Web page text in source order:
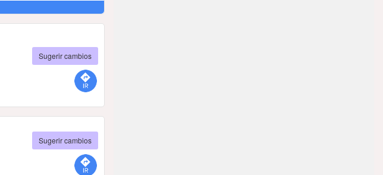
Sugerir cambios
Sugerir cambios